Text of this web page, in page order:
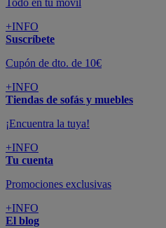
Todo en tu móvil
+INFO
Suscríbete
Cupón de dto. de 10€
+INFO
Tiendas de sofás y muebles
¡Encuentra la tuya!
+INFO
Tu cuenta
Promociones exclusivas
+INFO
El blog